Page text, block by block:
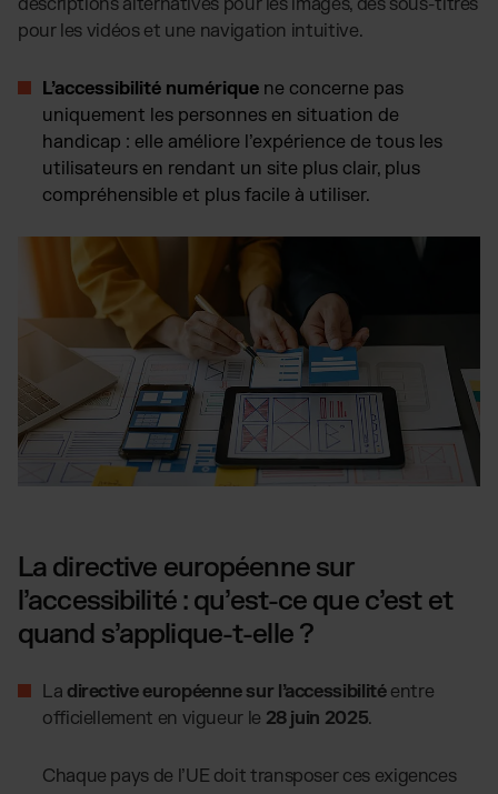
descriptions alternatives pour les images, des sous-titres
pour les vidéos et une navigation intuitive.
L’accessibilité numérique ne concerne pas
uniquement les personnes en situation de
handicap : elle améliore l’expérience de tous les
utilisateurs en rendant un site plus clair, plus
compréhensible et plus facile à utiliser.
La directive européenne sur
l’accessibilité : qu’est-ce que c’est et
quand s’applique-t-elle ?
La directive européenne sur l’accessibilité entre
officiellement en vigueur le 28 juin 2025.
Chaque pays de l’UE doit transposer ces exigences